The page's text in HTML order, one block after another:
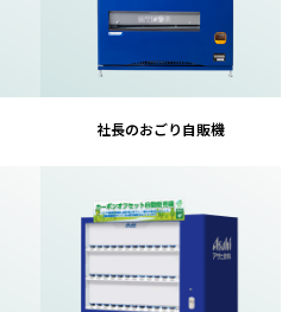
社長のおごり自販機